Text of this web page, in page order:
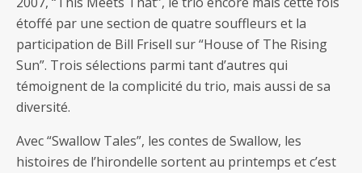
étoffé par une section de quatre souffleurs et la
participation de Bill Frisell sur “House of The Rising
Sun”. Trois sélections parmi tant d’autres qui
témoignent de la complicité du trio, mais aussi de sa
diversité.
Avec “Swallow Tales”, les contes de Swallow, les
histoires de l’hirondelle sortent au printemps et c’est